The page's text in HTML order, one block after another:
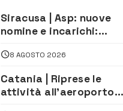
Siracusa | Asp: nuove
nomine e incarichi:
di Sanità pubblica,
Matteliano al Servizio
Legale
8 AGOSTO 2026
Catania | Riprese le
attività all’aeroporto.